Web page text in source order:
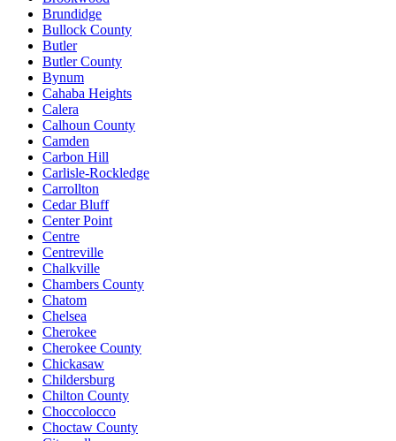
Brundidge
Bullock County
Butler
Butler County
Bynum
Cahaba Heights
Calera
Calhoun County
Camden
Carbon Hill
Carlisle-Rockledge
Carrollton
Cedar Bluff
Center Point
Centre
Centreville
Chalkville
Chambers County
Chatom
Chelsea
Cherokee
Cherokee County
Chickasaw
Childersburg
Chilton County
Choccolocco
Choctaw County